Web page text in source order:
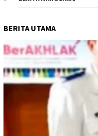
BERITA UTAMA